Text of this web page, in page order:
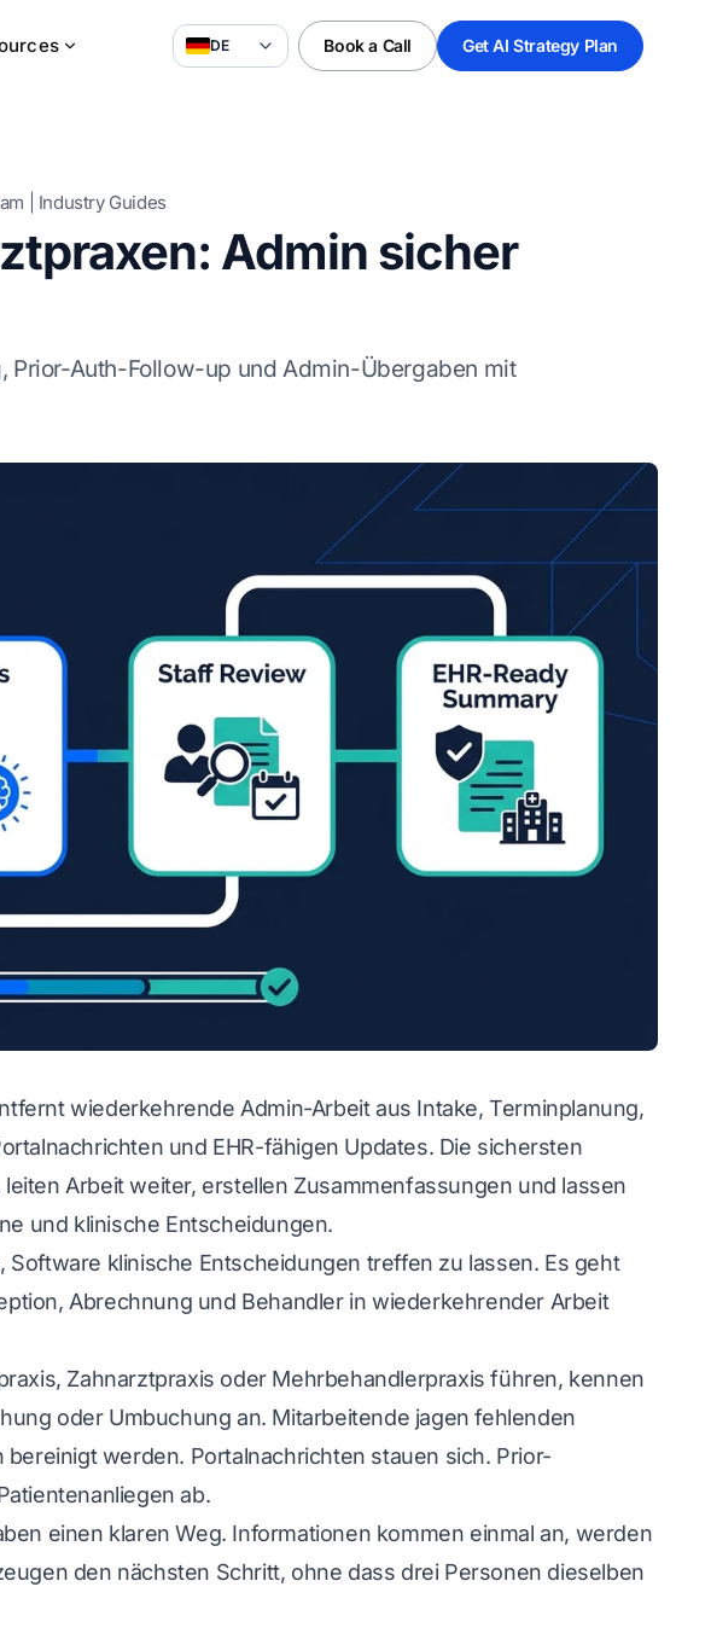
DE Book a Call Get AI Strategy Plan
Industry Guides
Admin sicher
Prior-Auth-Follow-up und Admin-Übergaben mit
wiederkehrende Admin-Arbeit aus Intake, Terminplanung,
und EHR-fähigen Updates. Die sichersten
Arbeit weiter, erstellen Zusammenfassungen und lassen
und klinische Entscheidungen.
klinische Entscheidungen treffen zu lassen. Es geht
Abrechnung und Behandler in wiederkehrender Arbeit
Zahnarztpraxis oder Mehrbehandlerpraxis führen, kennen
oder Umbuchung an. Mitarbeitende jagen fehlenden
werden. Portalnachrichten stauen sich. Prior-
ab.
einen klaren Weg. Informationen kommen einmal an, werden
den nächsten Schritt, ohne dass drei Personen dieselben